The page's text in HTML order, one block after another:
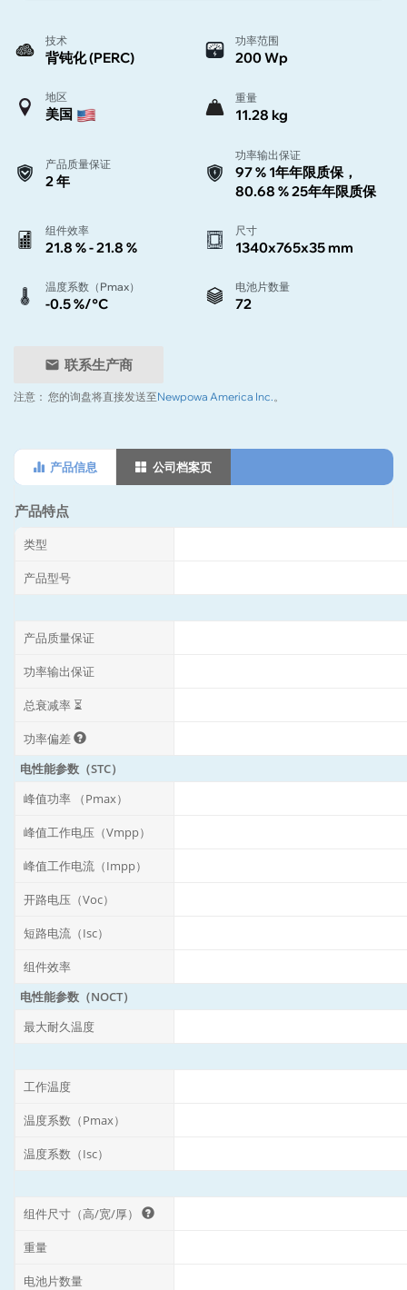
技术
背钝化 (PERC)
功率范围
200 Wp
地区
美国
重量
11.28 kg
产品质量保证
2 年
功率输出保证
97 % 1年年限质保，
80.68 % 25年年限质保
组件效率
21.8 % - 21.8 %
尺寸
1340x765x35 mm
温度系数（Pmax）
-0.5 %/°C
电池片数量
72
联系生产商
注意： 您的询盘将直接发送至Newpowa America Inc. 。
产品信息 公司档案页
产品特点
类型
产品型号
产品质量保证
功率输出保证
总衰减率 ⏳
功率偏差
电性能参数（STC）
峰值功率 （Pmax）
峰值工作电压（Vmpp）
峰值工作电流（Impp）
开路电压（Voc）
短路电流（Isc）
组件效率
电性能参数（NOCT）
最大耐久温度
工作温度
温度系数（Pmax）
温度系数（Isc）
组件尺寸（高/宽/厚）
重量
电池片数量